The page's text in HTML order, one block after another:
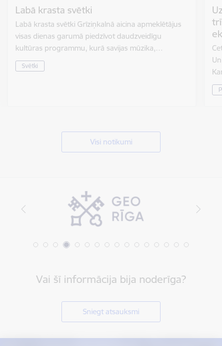
Labā krasta svētki
Labā krasta svētki Grīziņkalnā aicina apmeklētājus
visas dienas garumā piedzīvot daudzveidīgu
kultūras programmu, kurā savijas mūzika,…
Svētki
Visi notikumi
Vai šī informācija bija noderīga?
Sniegt atsauksmi